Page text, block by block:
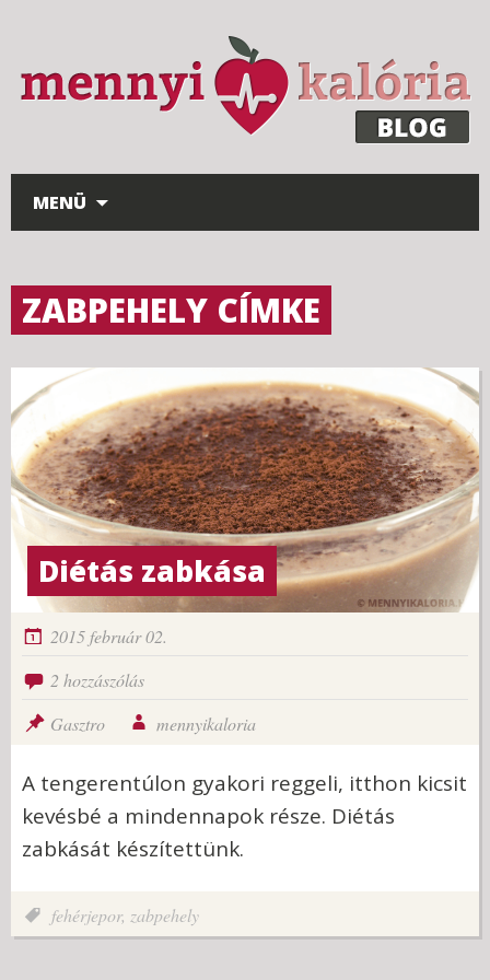
MENÜ
ZABPEHELY CÍMKE
Diétás zabkása
2015 február 02.
2 hozzászólás
Gasztro
mennyikaloria
A tengerentúlon gyakori reggeli, itthon kicsit
kevésbé a mindennapok része. Diétás
zabkását készítettünk.
fehérjepor, zabpehely